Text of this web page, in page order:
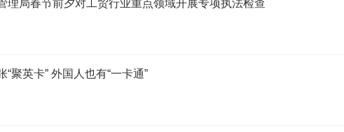
理局春节前夕对工贸行业重点领域开展专项执法检查
“聚英卡” 外国人也有“一卡通”